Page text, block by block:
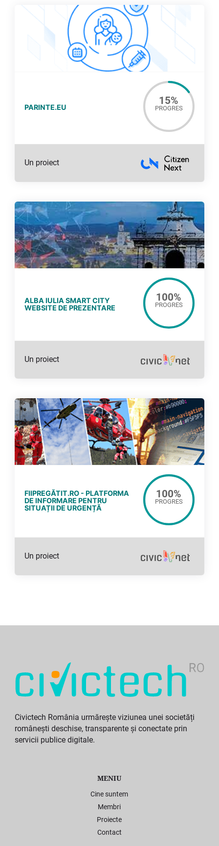
PARINTE.EU
15%
PROGRES
Un proiect
ALBA IULIA SMART CITY
WEBSITE DE PREZENTARE
100%
PROGRES
Un proiect
FIIPREGĂTIT.RO - PLATFORMA
DE INFORMARE PENTRU
SITUAȚII DE URGENȚĂ
100%
PROGRES
Un proiect
Civictech România urmărește viziunea unei societăți
românești deschise, transparente și conectate prin
servicii publice digitale.
MENIU
Cine suntem
Membri
Proiecte
Contact